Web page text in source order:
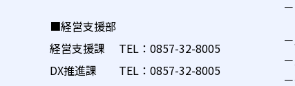
■経営支援部
経営支援課 TEL： 0857-32-8005
DX推進課 TEL： 0857-32-8005